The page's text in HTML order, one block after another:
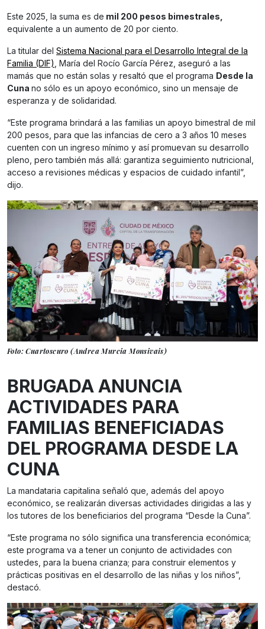
Este 2025, la suma es de mil 200 pesos bimestrales,
equivalente a un aumento de 20 por ciento.
La titular del Sistema Nacional para el Desarrollo Integral de la
Familia (DIF) , María del Rocío García Pérez, aseguró a las
mamás que no están solas y resaltó que el programa Desde la
Cuna no sólo es un apoyo económico, sino un mensaje de
esperanza y de solidaridad.
“Este programa brindará a las familias un apoyo bimestral de mil
200 pesos, para que las infancias de cero a 3 años 10 meses
cuenten con un ingreso mínimo y así promuevan su desarrollo
pleno, pero también más allá: garantiza seguimiento nutricional,
acceso a revisiones médicas y espacios de cuidado infantil”,
dijo.
Foto: Cuartoscuro (Andrea Murcia Monsivais)
BRUGADA ANUNCIA
ACTIVIDADES PARA
FAMILIAS BENEFICIADAS
DEL PROGRAMA DESDE LA
CUNA
La mandataria capitalina señaló que, además del apoyo
económico, se realizarán diversas actividades dirigidas a las y
los tutores de los beneficiarios del programa “Desde la Cuna”.
“Este programa no sólo significa una transferencia económica;
este programa va a tener un conjunto de actividades con
ustedes, para la buena crianza; para construir elementos y
prácticas positivas en el desarrollo de las niñas y los niños”,
destacó.